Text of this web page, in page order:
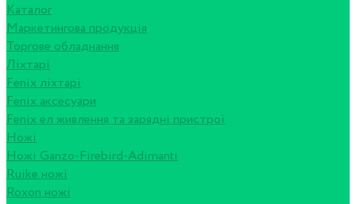
Каталог
Маркетингова продукція
Торгове обладнання
Ліхтарі
Fenix ліхтарі
Fenix аксесуари
Fenix ел живлення та зарядні пристрої
Ножі
Ножі Ganzo-Firebird-Adimanti
Ruike ножі
Roxon ножi